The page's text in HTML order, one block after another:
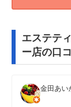
エステテ
ー店の口
金田あい